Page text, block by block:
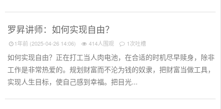
罗昇讲师：如何实现自由？
1年前 (2025-04-26 14:06) 414人围观 1次吐槽
如何实现自由？正在打工当人肉电池，在合适的时机尽早赎身，除非
工作是非常热爱的。规划财富而不沦为钱的奴隶，把财富当做工具，
实现人生目标，使自己感到幸福。把目光...